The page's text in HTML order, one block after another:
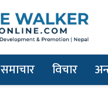
समाचार विचार